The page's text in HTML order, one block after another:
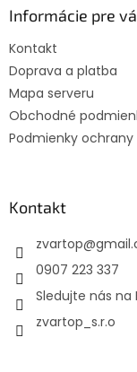
Informácie pre
Kontakt
Doprava a platba
Mapa serveru
Obchodné
Podmienky
Kontakt
zvartop@
0907 223 337
Sledujte nás na
zvartop_s.r.o